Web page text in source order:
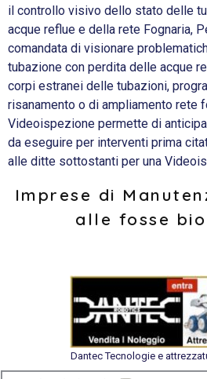
il controllo visivo dello stato delle
acque reflue e della rete Fognaria,
comandata di visionare
tubazione con perdita delle acque
corpi estranei delle tubazioni,
risanamento o di ampliamento rete
Videoispezione permette di
da eseguire per interventi prima
alle ditte sottostanti per una
Imprese di
alle fosse
Dantec Tecnologie e